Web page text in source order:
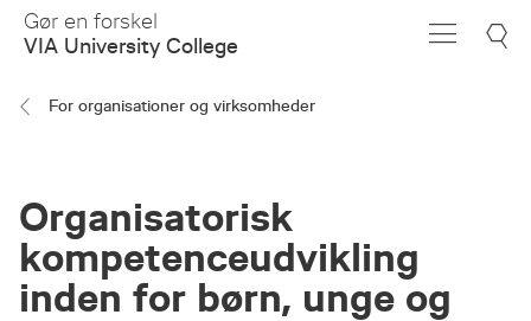
Skip
Main
Gør en forskel
VIA University College
For organisationer og virksomheder
Organisatorisk
kompetenceudvikling
inden for børn, unge og